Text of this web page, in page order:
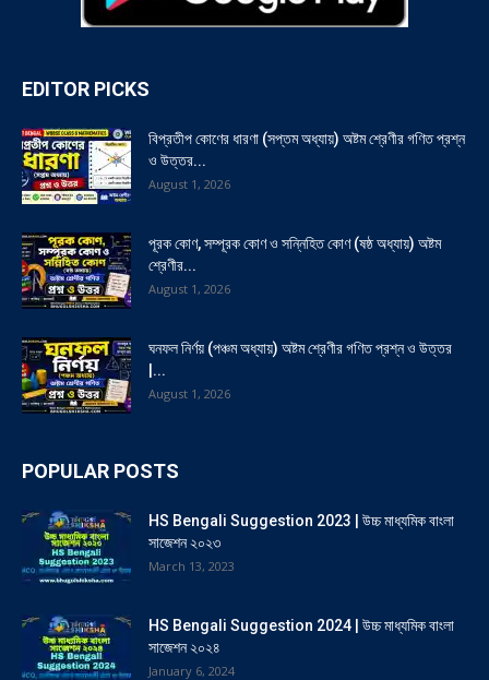
EDITOR PICKS
বিপ্রতীপ কোণের ধারণা (সপ্তম অধ্যায়) অষ্টম শ্রেণীর গণিত প্রশ্ন
ও উত্তর...
August 1, 2026
পূরক কোণ, সম্পূরক কোণ ও সন্নিহিত কোণ (ষষ্ঠ অধ্যায়) অষ্টম
শ্রেণীর...
August 1, 2026
ঘনফল নির্ণয় (পঞ্চম অধ্যায়) অষ্টম শ্রেণীর গণিত প্রশ্ন ও উত্তর
|...
August 1, 2026
POPULAR POSTS
HS Bengali Suggestion 2023 | উচ্চ মাধ্যমিক বাংলা
সাজেশন ২০২৩
March 13, 2023
HS Bengali Suggestion 2024 | উচ্চ মাধ্যমিক বাংলা
সাজেশন ২০২৪
January 6, 2024